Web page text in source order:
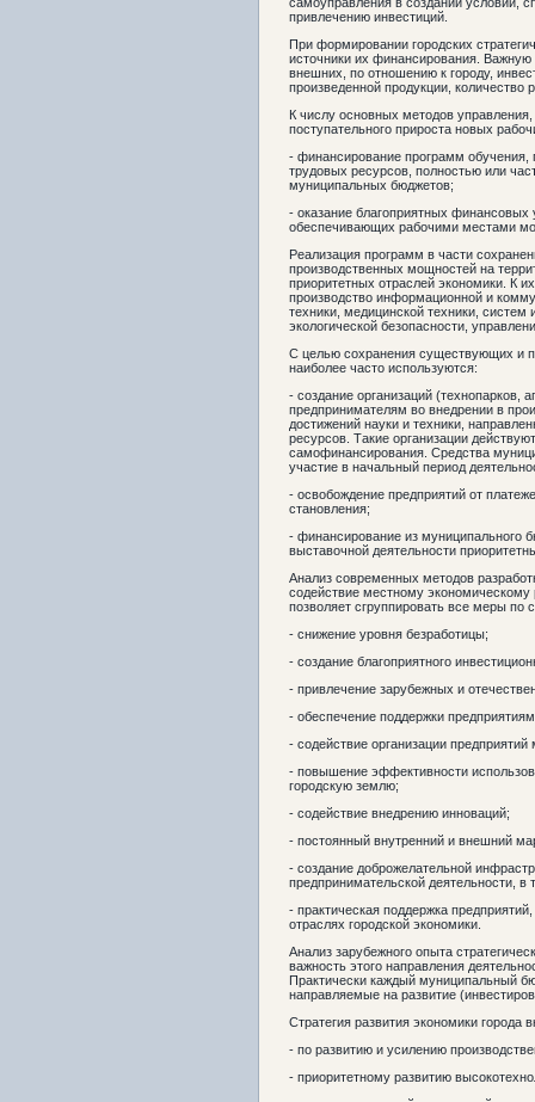
привлечению инвестиций.
При формировании городских
источники их финансирования. Важную
внешних, по отношению к городу,
произведенной продукции, количество
К числу основных методов
поступательного прироста новых
- финансирование программ
трудовых ресурсов, полностью или
муниципальных бюджетов;
- оказание благоприятных финансовых
обеспечивающих рабочими местами
Реализация программ в части
производственных мощностей на
приоритетных отраслей экономики. К
производство информационной и
техники, медицинской техники,
экологической безопасности,
С целью сохранения существующих и
наиболее часто используются:
- создание организаций (технопарков,
предпринимателям во внедрении в
достижений науки и техники,
ресурсов. Такие организации
самофинансирования. Средства
участие в начальный период
- освобождение предприятий от
становления;
- финансирование из муниципального
выставочной деятельности
Анализ современных методов
содействие местному экономическому
позволяет сгруппировать все меры
- снижение уровня безработицы;
- создание благоприятного
- привлечение зарубежных и
- обеспечение поддержки
- содействие организации предприятий
- повышение эффективности
городскую землю;
- содействие внедрению инноваций;
- постоянный внутренний и внешний
- создание доброжелательной
предпринимательской деятельности,
- практическая поддержка
отраслях городской экономики.
Анализ зарубежного опыта
важность этого направления
Практически каждый муниципальный
направляемые на развитие
Стратегия развития экономики города
- по развитию и усилению
- приоритетному развитию